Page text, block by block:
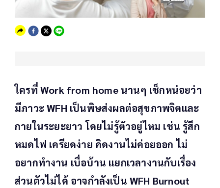
ใครที่ Work from home นานๆ เช็กหน่อยว่า
มีภาวะ WFH เป็นพิษส่งผลต่อสุขภาพจิตและ
กายในระยะยาว โดยไม่รู้ตัวอยู่ไหม เช่น รู้สึก
หมดไฟ เครียดง่าย คิดงานไม่ค่อยออก ไม่
อยากทำงาน เบื่อบ้าน แยกเวลางานกับเรื่อง
ส่วนตัวไม่ได้ อาจกำลังเป็น WFH Burnout